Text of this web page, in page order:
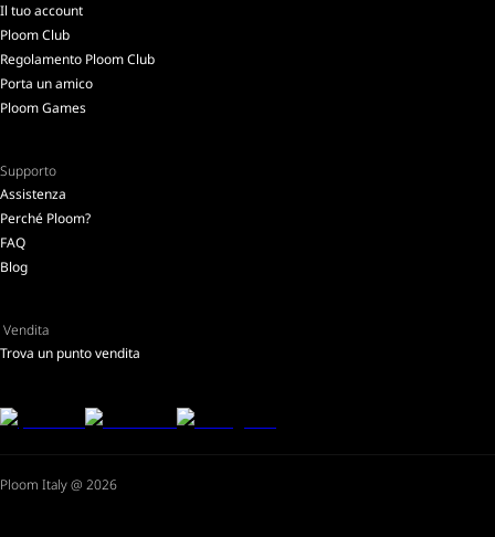
Il tuo account
Ploom Club
Regolamento Ploom Club
Porta un amico
Ploom Games
Supporto
Assistenza
Perché Ploom?
FAQ
Blog
Vendita
Trova un punto vendita
Ploom Italy @ 2026